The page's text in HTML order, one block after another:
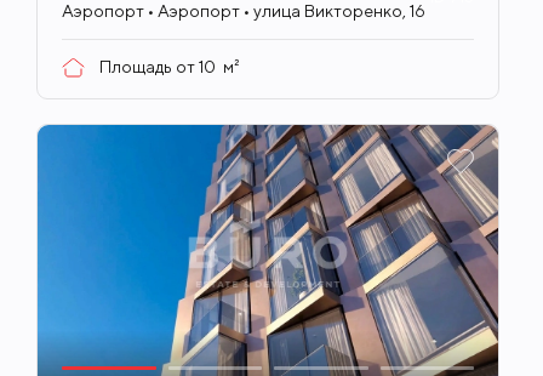
Аэропорт • Аэропорт • улица Викторенко, 16
Площадь от10 м²